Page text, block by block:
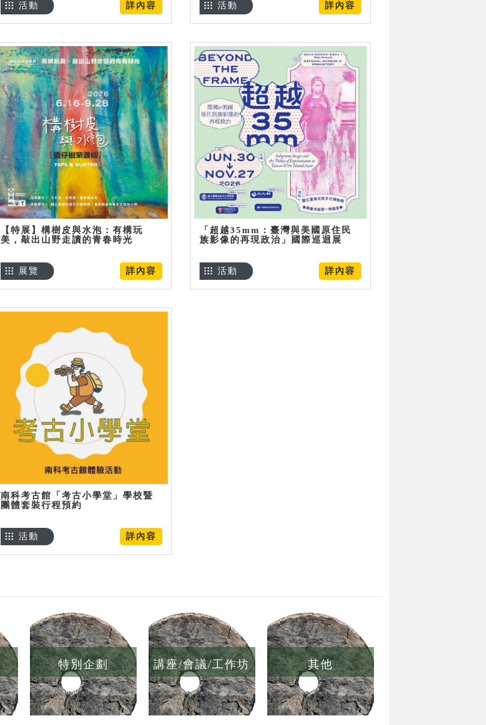
詳內容
活動 詳內容
活動
【特展】構樹皮與水泡：有構玩
美，敲出山野走讀的青春時光
詳內容
展覽
「超越35mm：臺灣與美國原住民
族影像的再現政治」國際巡迴展
詳內容
活動
南科考古館「考古小學堂」學校暨
團體套裝行程預約
詳內容
活動
特別企劃 講座/會議/工作坊 其他